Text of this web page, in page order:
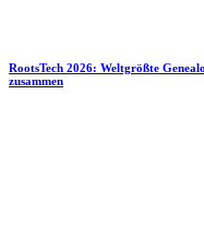
RootsTech 2026: Weltgrößte
zusammen